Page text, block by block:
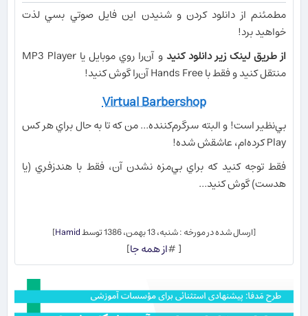
مطمئنم از دانلود كردن و شنيدن اين فايل صوتي بسي لذت
خواهيد برد!
از طریق لینک زیر دانلود کنیدو آن‌را روي موبايل يا MP3 Player
منتقل كنيد و فقط باHands Freeآن‌را گوش كنيد!
Virtual Barbershop
بي‌نظير است! و البته سرگرم‌كننده... من كه تا به حال براي هر كس
Playكرده‌ام، عاشقش شده!
فقط توجه كنيد كه براي بي‌مزه نشدن آن، فقط با هندز‌فري (يا
هدست) گوش كنيد...
[ارسال شده در مورخه : شنبه، 13 بهمن، 1386 توسط Hamid
]
[ #از همه جا]